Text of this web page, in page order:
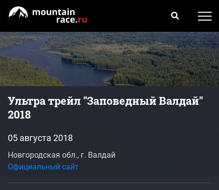
Ультра трейл "Заповедный Валдай"
2018
05 августа 2018
Новгородская обл., г. Валдай
Официальный сайт